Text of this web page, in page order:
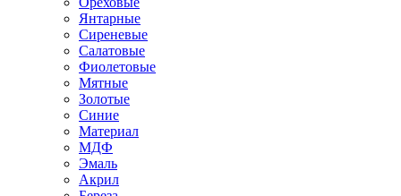
Янтарные
Сиреневые
Салатовые
Фиолетовые
Мятные
Золотые
Синие
Материал
МДФ
Эмаль
Акрил